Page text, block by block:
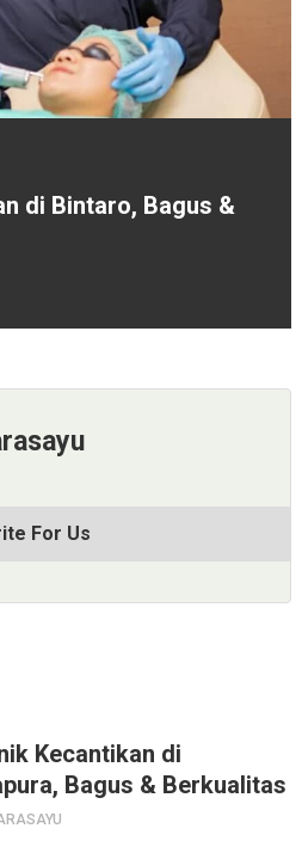
di Bintaro, Bagus &
For Us
Kecantikan di
Bagus & Berkualitas